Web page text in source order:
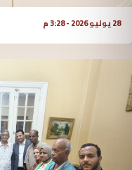
28 يوليو 2026 - 3:28 م